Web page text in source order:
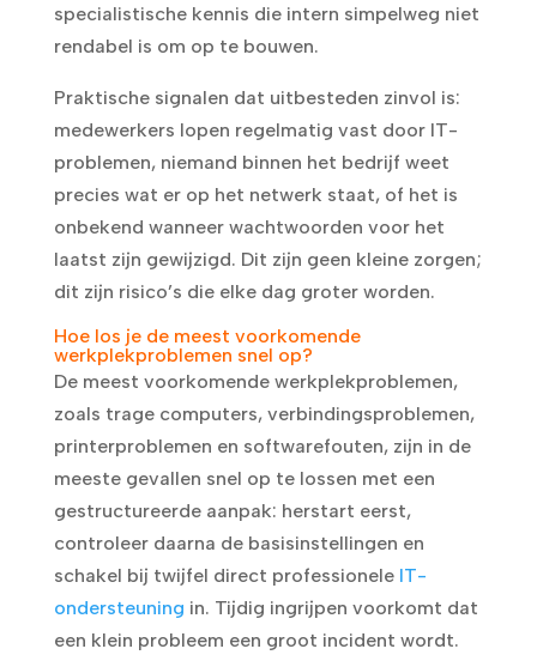
specialistische kennis die intern simpelweg niet
rendabel is om op te bouwen.
Praktische signalen dat uitbesteden zinvol is:
medewerkers lopen regelmatig vast door IT-
problemen, niemand binnen het bedrijf weet
precies wat er op het netwerk staat, of het is
onbekend wanneer wachtwoorden voor het
laatst zijn gewijzigd. Dit zijn geen kleine zorgen;
dit zijn risico’s die elke dag groter worden.
Hoe los je de meest voorkomende
werkplekproblemen snel op?
De meest voorkomende werkplekproblemen,
zoals trage computers, verbindingsproblemen,
printerproblemen en softwarefouten, zijn in de
meeste gevallen snel op te lossen met een
gestructureerde aanpak: herstart eerst,
controleer daarna de basisinstellingen en
schakel bij twijfel direct professionele IT-
ondersteuning in. Tijdig ingrijpen voorkomt dat
een klein probleem een groot incident wordt.